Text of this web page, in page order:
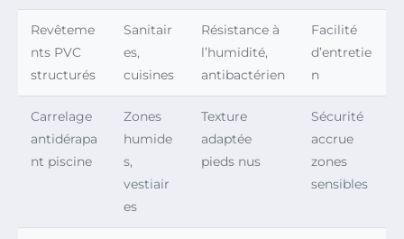
Revêteme
nts PVC
structurés
Sanitair
es,
cuisines
Résistance à
l’humidité,
antibactérien
Facilité
d’entretie
n
Carrelage
antidérapa
nt piscine
Zones
humide
s,
vestiair
es
Texture
adaptée
pieds nus
Sécurité
accrue
zones
sensibles